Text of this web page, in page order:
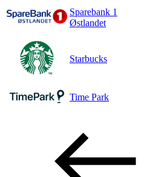
Sparebank 1
Østlandet
Starbucks
Time Park